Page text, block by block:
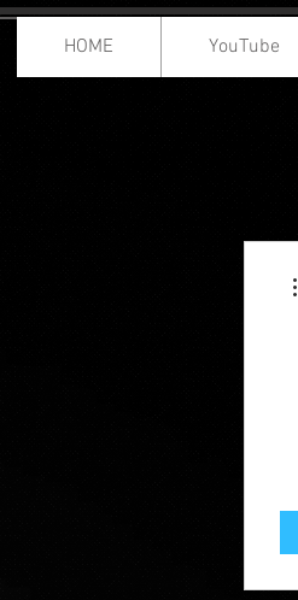
HOME YouTube